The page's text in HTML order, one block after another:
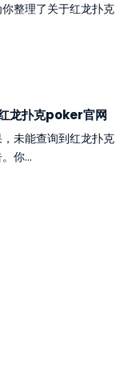
整理了关于红龙扑克
龙扑克poker官网
未能查询到红龙扑克
你...